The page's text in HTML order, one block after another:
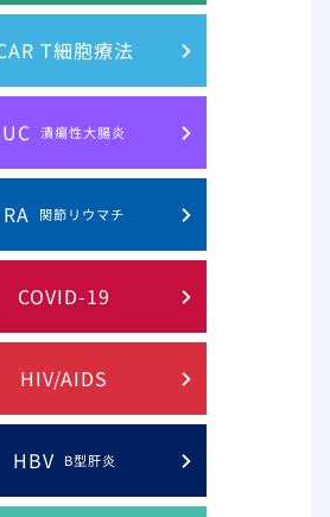
生方の声の一覧に戻る
T細胞療法
UC 潰瘍性大腸炎
RA 関節リウマチ
COVID-19
HIV/AIDS
HBV B型肝炎